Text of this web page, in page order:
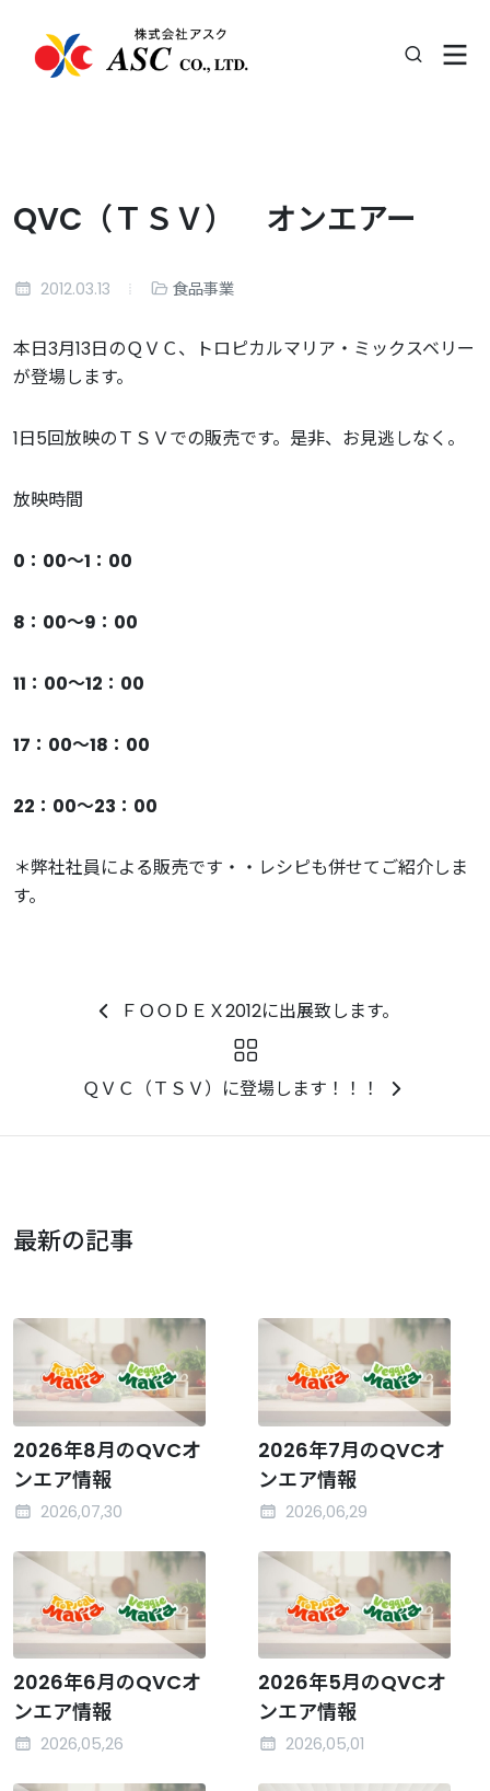
QVC（ＴＳＶ） オンエアー
2012.03.13 食品事業
本日3月13日のＱＶＣ、トロピカルマリア・ミックスベリー
が登場します。
1日5回放映のＴＳＶでの販売です。是非、お見逃しなく。
放映時間
0：00〜1：00
8：00〜9：00
11：00〜12：00
17：00〜18：00
22：00〜23：00
＊弊社社員による販売です・・レシピも併せてご紹介しま
す。
ＦＯＯＤＥＸ2012に出展致します。
ＱＶＣ（ＴＳＶ）に登場します！！！
最新の記事
2026年8月のQVCオ
ンエア情報
2026,07,30
2026年7月のQVCオ
ンエア情報
2026,06,29
2026年6月のQVCオ
ンエア情報
2026,05,26
2026年5月のQVCオ
ンエア情報
2026,05,01